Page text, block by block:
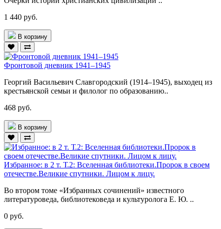
1 440 руб.
В корзину
Фронтовой дневник 1941–1945
Георгий Васильевич Славгородский (1914–1945), выходец из
крестьянской семьи и филолог по образованию..
468 руб.
В корзину
Избранное: в 2 т. Т.2: Вселенная библиотеки.Пророк в своем
отечестве.Великие спутники. Лицом к лицу.
Во втором томе «Избранных сочинений» известного
литературоведа, библиотековеда и культуролога Е. Ю. ..
0 руб.